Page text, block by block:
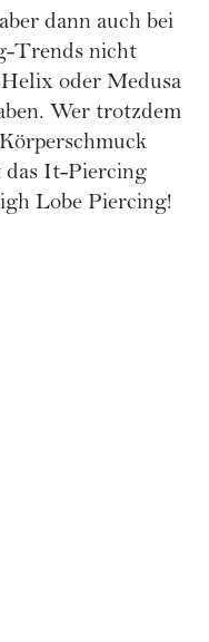
dann auch bei
Trends nicht
Helix oder Medusa
Wer trotzdem
das It-Piercing
Lobe Piercing!